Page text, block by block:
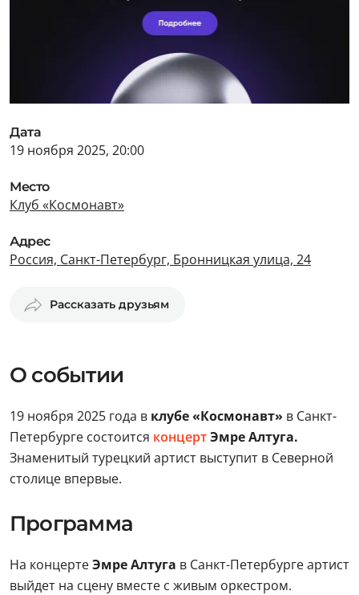
Дата
19 ноября 2025, 20:00
Место
Клуб «Космонавт»
Адрес
Россия, Санкт-Петербург, Бронницкая улица, 24
Рассказать друзьям
О событии
19 ноября 2025 года в клубе «Космонавт» в Санкт-
Петербурге состоится концертЭмре Алтуга.
Знаменитый турецкий артист выступит в Северной
столице впервые.
Программа
На концертеЭмре Алтуга в Санкт-Петербурге артист
выйдет на сцену вместе с живым оркестром.